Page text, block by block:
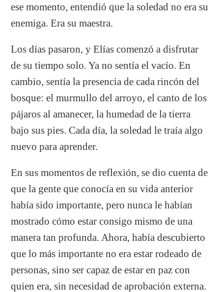
ese momento, entendió que la soledad no era su
enemiga. Era su maestra.
Los días pasaron, y Elías comenzó a disfrutar
de su tiempo solo. Ya no sentía el vacío. En
cambio, sentía la presencia de cada rincón del
bosque: el murmullo del arroyo, el canto de los
pájaros al amanecer, la humedad de la tierra
bajo sus pies. Cada día, la soledad le traía algo
nuevo para aprender.
En sus momentos de reflexión, se dio cuenta de
que la gente que conocía en su vida anterior
había sido importante, pero nunca le habían
mostrado cómo estar consigo mismo de una
manera tan profunda. Ahora, había descubierto
que lo más importante no era estar rodeado de
personas, sino ser capaz de estar en paz con
quien era, sin necesidad de aprobación externa.